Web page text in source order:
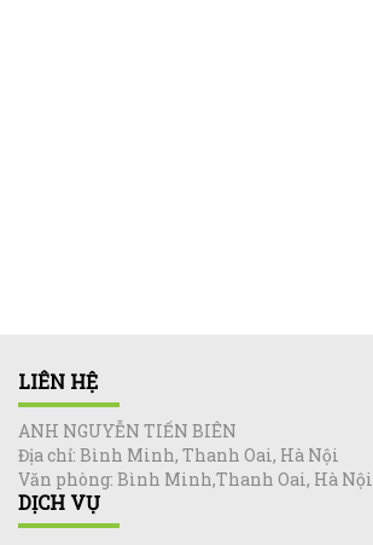
LIÊN HỆ
ANH NGUYỄN TIẾN BIÊN
Địa chỉ: Bình Minh, Thanh Oai, Hà Nội
Văn phòng: Bình Minh,Thanh Oai, Hà Nội
DỊCH VỤ